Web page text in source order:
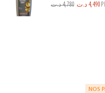
4,780د.ت 4,490 د.ت
NOS